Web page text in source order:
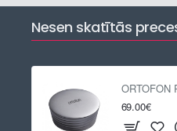
Nesen skatītās
69.00€